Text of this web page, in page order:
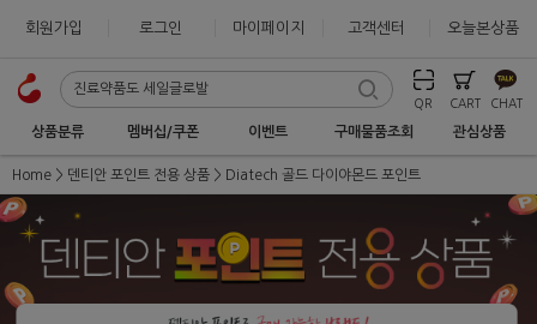
회원가입 로그인 마이페이지 고객센터 오늘본상품
QR CART CHAT
상품분류 멤버십/쿠폰 이벤트 구매물품조회 관심상품
Home 덴티안 포인트 전용 상품 Diatech 골드 다이야몬드 포인트